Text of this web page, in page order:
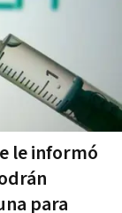
le informó
para